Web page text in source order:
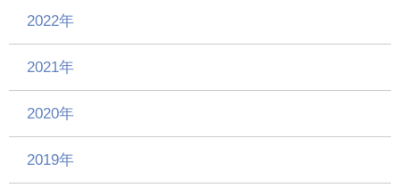
2022年
2021年
2020年
2019年